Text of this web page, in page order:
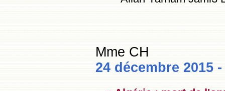
Mme CH
24 décembre 2015